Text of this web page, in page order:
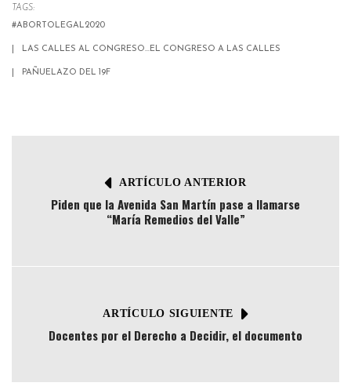
TAGS:
#ABORTOLEGAL2020
LAS CALLES AL CONGRESO...EL CONGRESO A LAS CALLES
PAÑUELAZO DEL 19F
ARTÍCULO ANTERIOR
Piden que la Avenida San Martín pase a llamarse
“María Remedios del Valle”
ARTÍCULO SIGUIENTE
Docentes por el Derecho a Decidir, el documento